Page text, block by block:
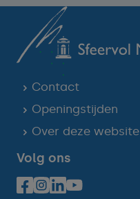
Contact
Openingstijden
Over deze website
Volg ons